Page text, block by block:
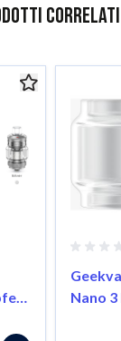
correlati
gli elementi del
carosello
Nano